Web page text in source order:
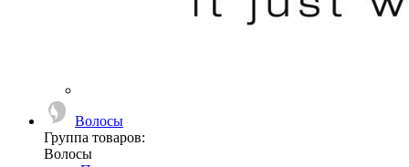
Волосы
Группа товаров:
Волосы